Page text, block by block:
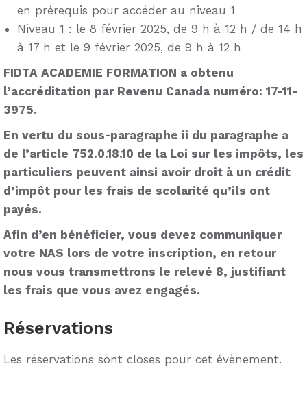
en prérequis pour accéder au niveau 1
Niveau 1 : le 8 février 2025, de 9 h à 12 h / de 14 h
à 17 h et le 9 février 2025, de 9 h à 12 h
FIDTA ACADEMIE FORMATION a obtenu
l’accréditation par Revenu Canada numéro: 17-11-
3975.
En vertu du sous-paragraphe ii du paragraphe a
de l’article 752.0.18.10 de la Loi sur les impôts, les
particuliers peuvent ainsi avoir droit à un crédit
d’impôt pour les frais de scolarité qu’ils ont
payés.
Afin d’en bénéficier, vous devez communiquer
votre NAS lors de votre inscription, en retour
nous vous transmettrons le relevé 8, justifiant
les frais que vous avez engagés.
Réservations
Les réservations sont closes pour cet évènement.